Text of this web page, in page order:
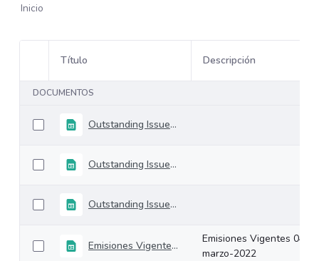
Inicio
Selección del elemento
Título Descripción
DOCUMENTOS
Outstanding Issues 25-march-2022
Outstanding Issues 18-march-2022
Outstanding Issues 11-march-2022
Emisiones Vigentes 04-marzo-2022
Emisiones Vigentes 04-
marzo-2022